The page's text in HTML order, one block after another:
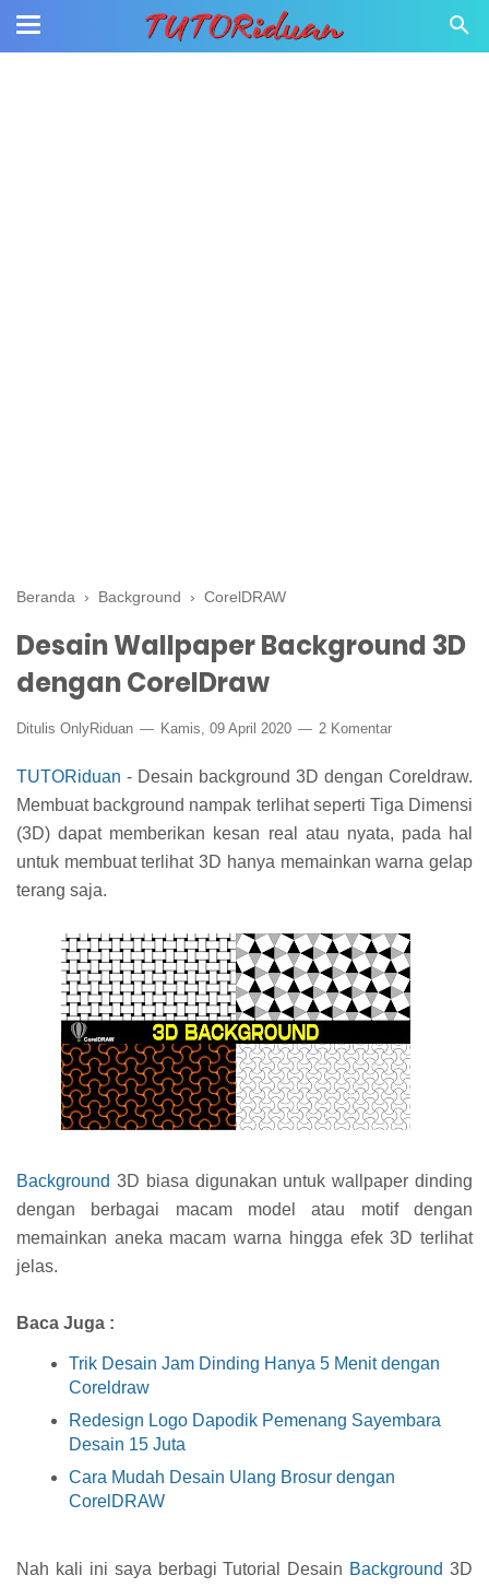
Beranda › Background › CorelDRAW
Desain Wallpaper Background 3D
dengan CorelDraw
Ditulis OnlyRiduan Kamis, 09 April 2020 2 Komentar
TUTORiduan - Desain background 3D dengan Coreldraw.
Membuat background nampak terlihat seperti Tiga Dimensi
(3D) dapat memberikan kesan real atau nyata, pada hal
untuk membuat terlihat 3D hanya memainkan warna gelap
terang saja.
Background 3D biasa digunakan untuk wallpaper dinding
dengan berbagai macam model atau motif dengan
memainkan aneka macam warna hingga efek 3D terlihat
jelas.
Baca Juga :
Trik Desain Jam Dinding Hanya 5 Menit dengan
Coreldraw
Redesign Logo Dapodik Pemenang Sayembara
Desain 15 Juta
Cara Mudah Desain Ulang Brosur dengan
CorelDRAW
Nah kali ini saya berbagi Tutorial Desain Background 3D